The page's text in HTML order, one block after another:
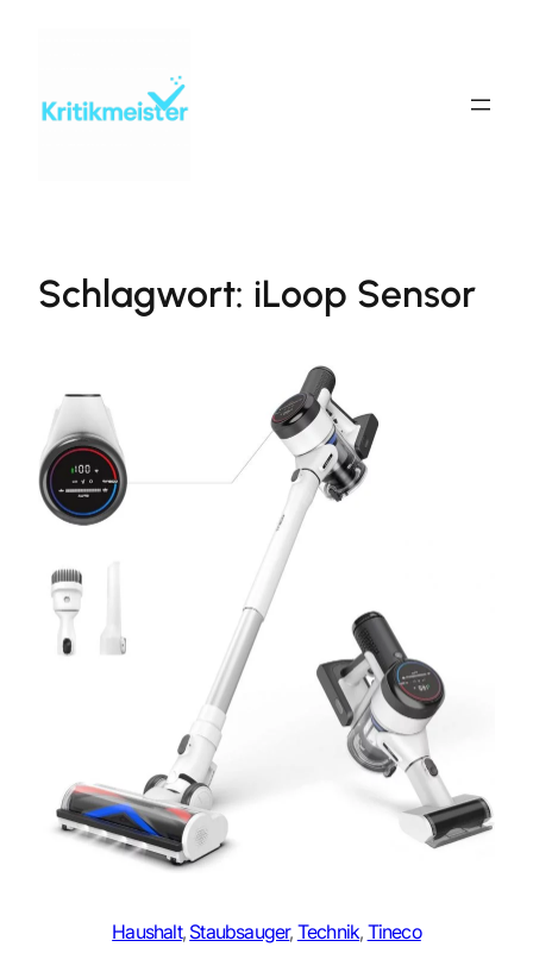
Schlagwort: iLoop Sensor
Haushalt, Staubsauger, Technik, Tineco